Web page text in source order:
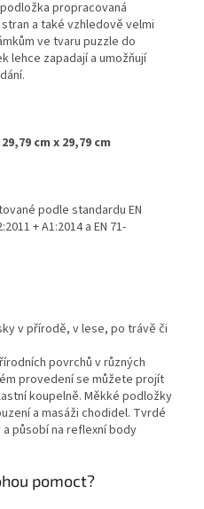
propracovaná
a také vzhledově velmi
ve tvaru puzzle do
lehce zapadají a umožňují
cm x 29,79 cm
podle standarduEN
+ A1:2014a EN 71-
v přírodě, v lese, po trávě či
povrchů v různých
provedení se můžete projít
koupelně. Měkké podložky
a masáži chodidel. Tvrdé
působí na reflexní body
pomoct?